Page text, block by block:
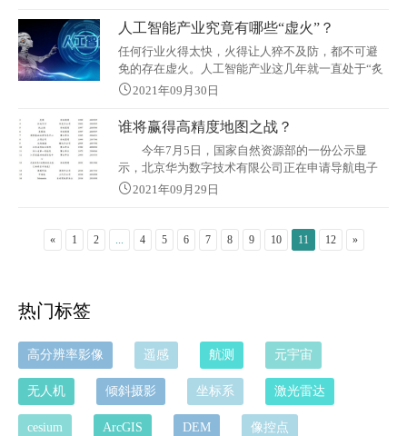
人工智能产业究竟有哪些“虚火”？
任何行业火得太快，火得让人猝不及防，都不可避
免的存在虚火。人工智能产业这几年就一直处于“炙
手可热，被泼冷水，势头不减反增”的发展状态，资
人工智能技术在不同应用场景做了很多落地商用的
尝试，有些项目还取得了可喜的成绩。商用如火如
荼，基础研究方面的短板却没得到社会的正视，
2021年09月30日
谁将赢得高精度地图之战？
今年7月5日，国家自然资源部的一份公示显
示，北京华为数字技术有限公司正在申请导航电子
地图制作的甲级资质。 华为吹响了进军高精度
地图资质和能力的地图服务商，这几年来一直是各
大互联网公司争夺的焦点。 以BAT
2021年09月29日
« 1 2 ... 4 5 6 7 8 9 10 11 12 »
热门标签
高分辨率影像 遥感 航测 元宇宙
无人机 倾斜摄影 坐标系 激光雷达
cesium ArcGIS DEM 像控点